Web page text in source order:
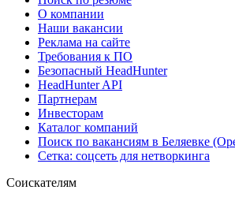
О компании
Наши вакансии
Реклама на сайте
Требования к ПО
Безопасный HeadHunter
HeadHunter API
Партнерам
Инвесторам
Каталог компаний
Поиск по вакансиям в Беляевке
Сетка: соцсеть для нетворкинга
Соискателям